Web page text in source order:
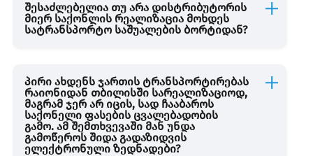
შესაძლებელია თუ არა დისტრიბუტორის
მიერ საქონლის რეალიზაცია მოხდეს
სატრანსპორტო საშუალების ბორტიდან?
პირი ახდენს ჯართის ტრანსპორტირებას
რაიონიდან თბილისში სარეალიზაციოდ,
მაგრამ ჯერ არ იცის, სად ჩააბაროს
საქონელი ფასების ცვალებადობის
გამო. ამ შემთხვევაში მან უნდა
გამოწეროს შიდა გადაზიდვის
ელექტრონული ზედნადები?